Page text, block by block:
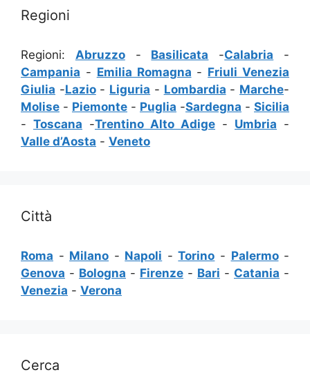
Regioni
Regioni: Abruzzo- Basilicata -Calabria -
Campania - Emilia Romagna - Friuli Venezia
Giulia -Lazio- Liguria - Lombardia - Marche-
Molise - Piemonte - Puglia -Sardegna - Sicilia
- Toscana -Trentino Alto Adige - Umbria -
Valle d’Aosta - Veneto
Città
Roma - Milano - Napoli -Torino - Palermo-
Genova - Bologna - Firenze - Bari - Catania -
Venezia - Verona
Cerca